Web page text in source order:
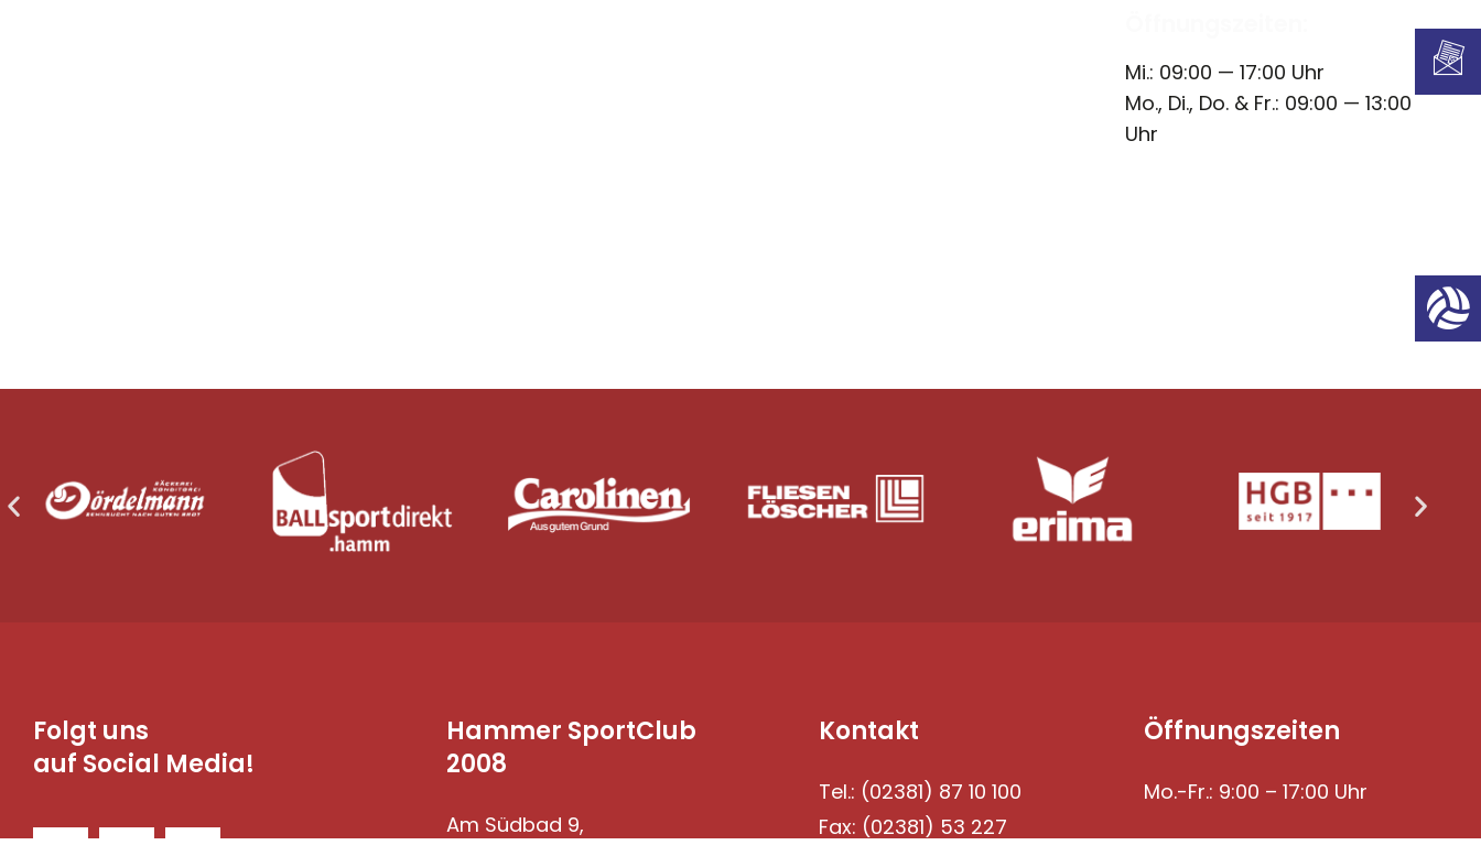
Mi.: 09:00 — 17:00 Uhr
Mo., Di., Do. & Fr.: 09:00 — 13:00
Uhr
Folgt uns
auf Social Media!
Hammer SportClub
2008
Am Südbad 9,
Kontakt
Tel.: (02381) 87 10 100
Fax: (02381) 53 227
Öffnungszeiten
Mo.-Fr.: 9:00 – 17:00 Uhr